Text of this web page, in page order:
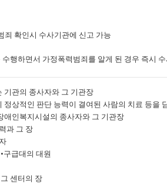
확인시 수사기관에 신고 가능
행하면서 가정폭력범죄를 알게 된 경우 즉시
기관의 종사자와 그 기관장
정상적인 판단 능력이 결여된 사람의 치료 등을
애인복지시설의 종사자와 그 기관장
과 그 장
구급대의 대원
센터의 장